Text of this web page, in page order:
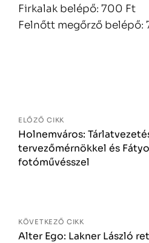
Firkalak belépő: 700 Ft
Felnőtt megőrző belépő:
ELŐZŐ CIKK
Holnemváros:
tervezőmérnökkel és
fotóművésszel
KÖVETKEZŐ CIKK
Alter Ego: Lakner László